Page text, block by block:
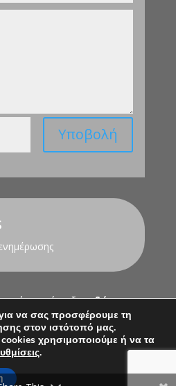
Υποβολή
της σύνταξηςεδώ
Πολιτική Απορρήτου
να σας προσφέρουμε τη
στον ιστότοπό μας.
χρησιμοποιούμε ή να τα
.